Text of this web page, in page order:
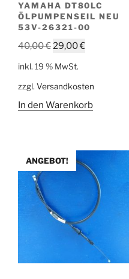
YAMAHA DT80LC
ÖLPUMPENSEIL NEU
53V-26321-00
40,00€ Ursprünglicher
40,00 €
29,00€Aktueller
29,00 €.
inkl. 19 % MwSt.
zzgl. Versandkosten
In den Warenkorb
ANGEBOT!